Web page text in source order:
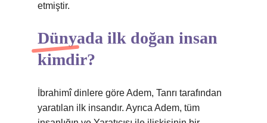
etmiştir.
Dünyada ilk doğan insan
kimdir?
İbrahimî dinlere göre Adem, Tanrı tarafından
yaratılan ilk insandır. Ayrıca Adem, tüm